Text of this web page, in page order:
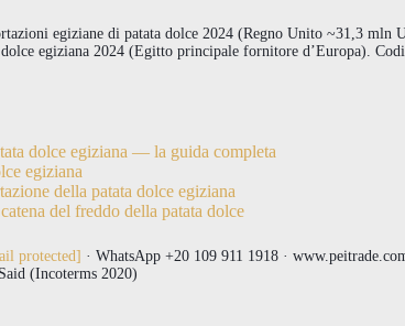
egiziane di patata dolce 2024 (Regno Unito ~31,3 mln
egiziana 2024 (Egitto principale fornitore d’Europa).
dolce egiziana — la guida completa
egiziana
della patata dolce egiziana
del freddo della patata dolce
protected] · WhatsApp +20 109 911 1918 ·
(Incoterms 2020)